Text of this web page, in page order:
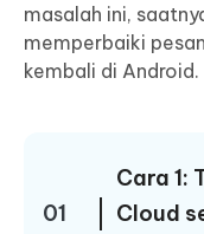
masalah ini,
memperbaiki
kembali di Android.
01
Cara 1:
Cloud